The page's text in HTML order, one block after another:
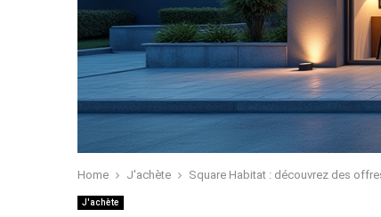
Home J'achète Square Habitat : découvrez des
J'achète